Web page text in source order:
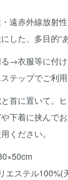
遠赤外線放射
した、多目的“
→衣服等に付
テップでご利用
首に置いて。
や下着に挟んで
ください。
エステル100%(